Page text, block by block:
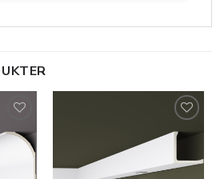
Legg til
i
ønskeliste